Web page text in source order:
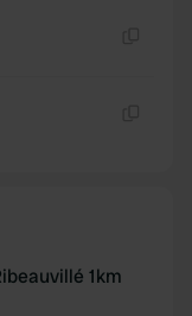
from your use
1km